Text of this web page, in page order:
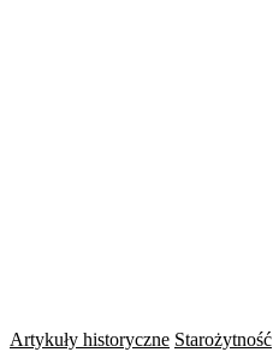
Artykuły historyczne Starożytność